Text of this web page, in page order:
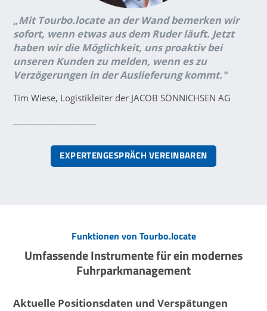
„Mit Tourbo.locate an der Wand bemerken wir
sofort, wenn etwas aus dem Ruder läuft. Jetzt
haben wir die Möglichkeit, uns proaktiv bei
unseren Kunden zu melden, wenn es zu
Verzögerungen in der Auslieferung kommt."
Tim Wiese, Logistikleiter der JACOB SÖNNICHSEN AG
EXPERTENGESPRÄCH VEREINBAREN
Funktionen von Tourbo.locate
Umfassende Instrumente für ein modernes
Fuhrparkmanagement
Aktuelle Positionsdaten und Verspätungen